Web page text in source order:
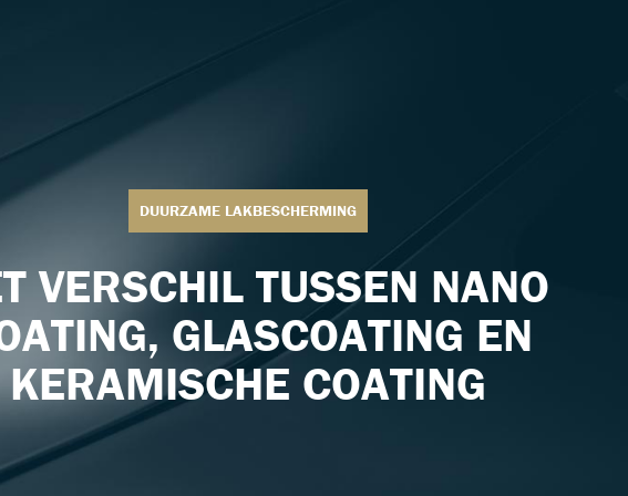
DUURZAME LAKBESCHERMING
VERSCHIL TUSSEN NANO
GLASCOATING EN
KERAMISCHE COATING